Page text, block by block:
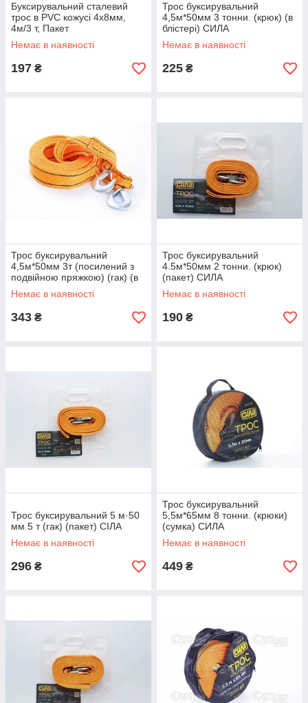
Буксирувальний сталевий
трос в PVC кожусі 4х8мм,
4м/3 т, Пакет
Немає в наявності
197 ₴
Трос буксирувальний
4,5м*50мм 3 тонни. (крюк) (в
блістері) СИЛА
Немає в наявності
225 ₴
Трос буксирувальний
4,5м*50мм 3т (посилений з
подвійною пряжкою) (гак) (в
блістері) СИЛА
Немає в наявності
343 ₴
Трос буксирувальний
4.5м*50мм 2 тонни. (крюк)
(пакет) СИЛА
Немає в наявності
190 ₴
Трос буксирувальний 5 м·50
мм 5 т (гак) (пакет) СІЛА
Немає в наявності
296 ₴
Трос буксирувальний
5,5м*65мм 8 тонни. (крюки)
(сумка) СИЛА
Немає в наявності
449 ₴